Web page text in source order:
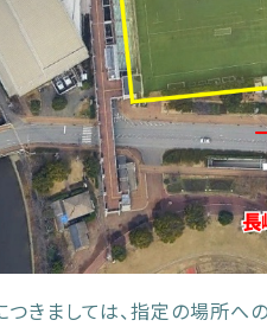
きましては、指定の場所へ